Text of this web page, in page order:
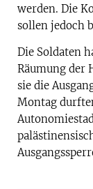
werden. Die
sollen jedoch
Die Soldaten
Räumung der
sie die
Montag